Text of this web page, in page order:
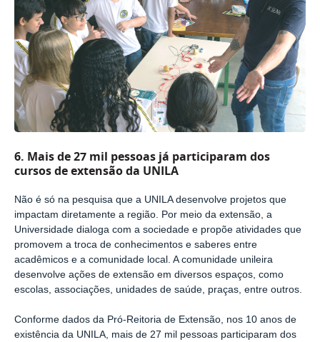
6. Mais de 27 mil pessoas já participaram dos
cursos de extensão da UNILA
Não é só na pesquisa que a UNILA desenvolve projetos que
impactam diretamente a região. Por meio da extensão, a
Universidade dialoga com a sociedade e propõe atividades que
promovem a troca de conhecimentos e saberes entre
acadêmicos e a comunidade local. A comunidade unileira
desenvolve ações de extensão em diversos espaços, como
escolas, associações, unidades de saúde, praças, entre outros.
Conforme dados da Pró-Reitoria de Extensão, nos 10 anos de
existência da UNILA, mais de 27 mil pessoas participaram dos